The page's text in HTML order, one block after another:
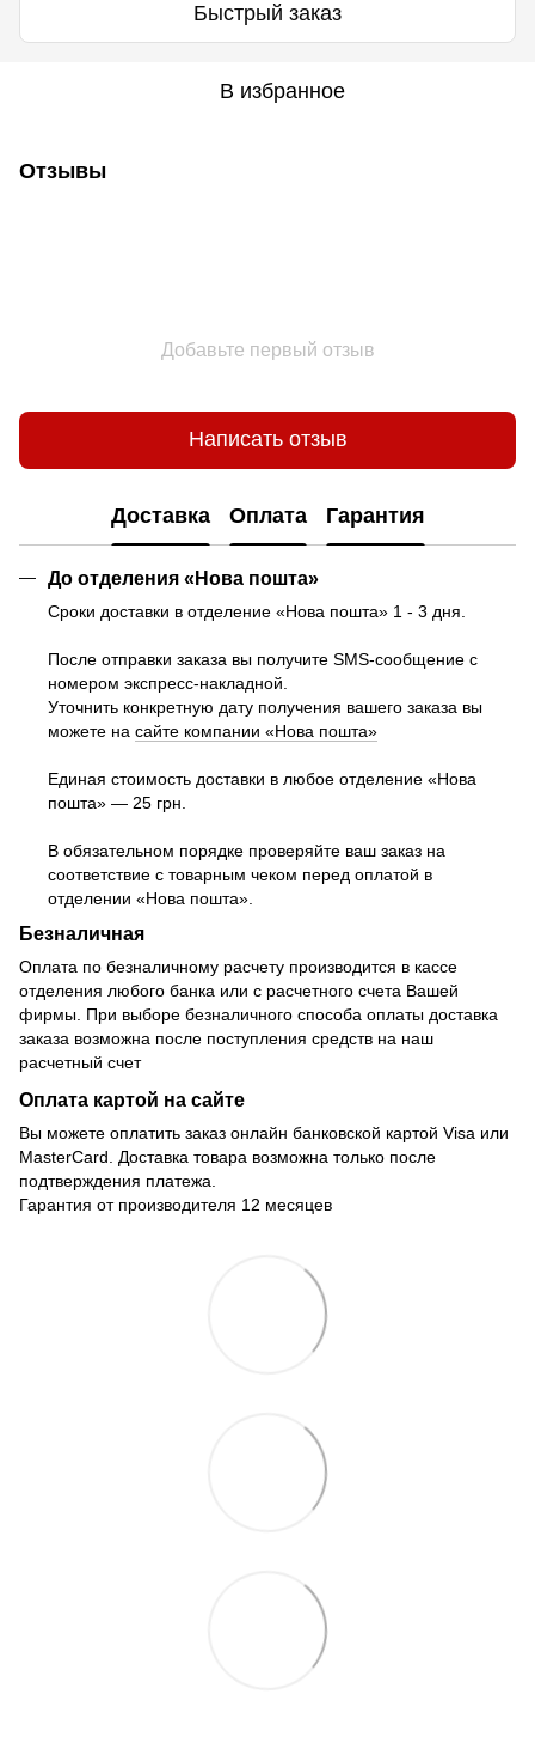
Быстрый заказ
В избранное
Отзывы
Добавьте первый отзыв
Написать отзыв
Доставка Оплата Гарантия
До отделения «Нова пошта»
Сроки доставки в отделение «Нова пошта» 1 - 3 дня.
После отправки заказа вы получите SMS-сообщение с
номером экспресс-накладной.
Уточнить конкретную дату получения вашего заказа вы
можете на сайте компании «Нова пошта»
Единая стоимость доставки в любое отделение «Нова
пошта» — 25 грн.
В обязательном порядке проверяйте ваш заказ на
соответствие с товарным чеком перед оплатой в
отделении «Нова пошта».
Безналичная
Оплата по безналичному расчету производится в кассе
отделения любого банка или с расчетного счета Вашей
фирмы. При выборе безналичного способа оплаты доставка
заказа возможна после поступления средств на наш
расчетный счет
Оплата картой на сайте
Вы можете оплатить заказ онлайн банковской картой Visa или
MasterCard. Доставка товара возможна только после
подтверждения платежа.
Гарантия от производителя 12 месяцев